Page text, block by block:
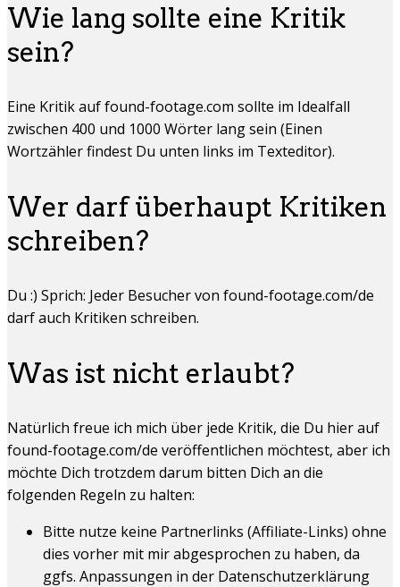
Wie lang sollte eine Kritik
sein?
Eine Kritik auf found-footage.com sollte im Idealfall
zwischen 400 und 1000 Wörter lang sein (Einen
Wortzähler findest Du unten links im Texteditor).
Wer darf überhaupt Kritiken
schreiben?
Du :) Sprich: Jeder Besucher von found-footage.com/de
darf auch Kritiken schreiben.
Was ist nicht erlaubt?
Natürlich freue ich mich über jede Kritik, die Du hier auf
found-footage.com/de veröffentlichen möchtest, aber ich
möchte Dich trotzdem darum bitten Dich an die
folgenden Regeln zu halten:
Bitte nutze keine Partnerlinks (Affiliate-Links) ohne
dies vorher mit mir abgesprochen zu haben, da
ggfs. Anpassungen in der Datenschutzerklärung